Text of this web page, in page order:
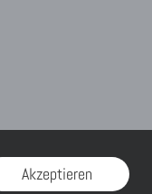
Akzeptieren